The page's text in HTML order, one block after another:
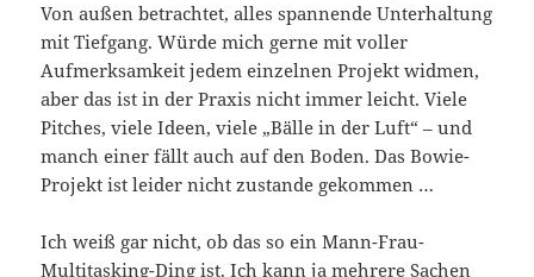
Von außen betrachtet, alles spannende Unterhaltung
mit Tiefgang. Würde mich gerne mit voller
Aufmerksamkeit jedem einzelnen Projekt widmen,
aber das ist in der Praxis nicht immer leicht. Viele
Pitches, viele Ideen, viele „Bälle in der Luft“ – und
manch einer fällt auch auf den Boden. Das Bowie-
Projekt ist leider nicht zustande gekommen …
Ich weiß gar nicht, ob das so ein Mann-Frau-
Multitasking-Ding ist. Ich kann ja mehrere Sachen